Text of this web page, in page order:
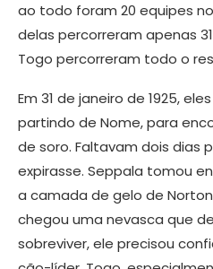
ao todo foram 20 equipes
delas percorreram apenas
Togo percorreram todo o
Em 31 de janeiro de 1925,
partindo de Nome, para
de soro. Faltavam dois dias
expirasse. Seppala tomou
a camada de gelo de Norton
chegou uma nevasca que
sobreviver, ele precisou